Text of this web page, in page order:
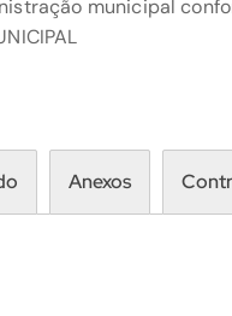
municipal
Anexos